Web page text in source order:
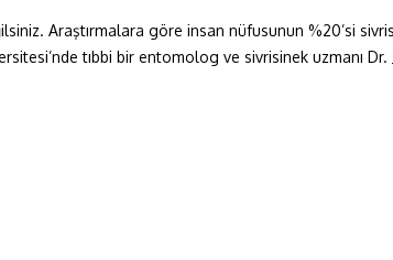
Araştırmalara göre insan nüfusunun %20’si
tıbbi bir entomolog ve sivrisinek uzmanı Dr.